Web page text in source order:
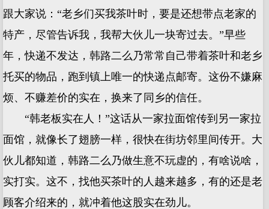
跟大家说：“老乡们买我茶叶时，要是还想带点老家的
特产，尽管告诉我，我帮大伙儿一块寄过去。”早些
年，快递不发达，韩路二么乃常常自己带着茶叶和老乡
托买的物品，跑到镇上唯一的快递点邮寄。这份不嫌麻
烦、不赚差价的实在，换来了同乡的信任。
“韩老板实在人！”这话从一家拉面馆传到另一家拉
面馆，就像长了翅膀一样，很快在街坊邻里间传开。大
伙儿都知道，韩路二么乃做生意不玩虚的，有啥说啥，
实打实。这不，找他买茶叶的人越来越多，有的还是老
顾客介绍来的，就冲着他这股实在劲儿。